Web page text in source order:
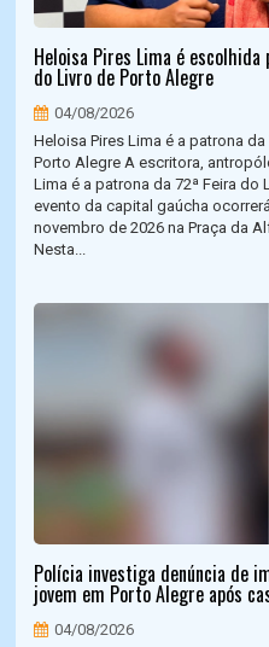
Heloisa Pires Lima é
do Livro de Porto Alegre
04/08/2026
Heloisa Pires Lima é a patrona
Porto Alegre A escritora,
Lima é a patrona da 72ª Feira do
evento da capital gaúcha
novembro de 2026 na Praça da
Nesta...
Polícia investiga denúncia de
jovem em Porto Alegre após
04/08/2026